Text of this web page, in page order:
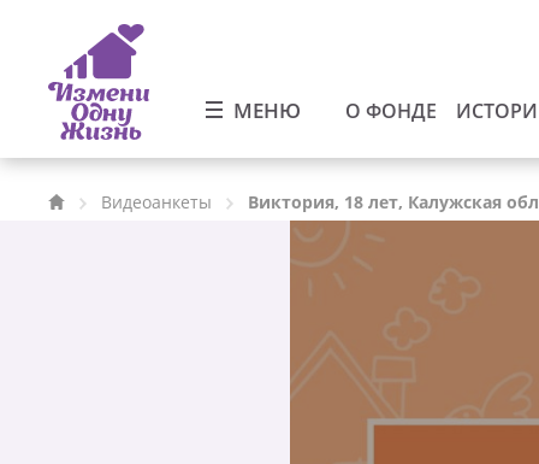
МЕНЮ О ФОНДЕ
Видеоанкеты Виктория, 18 лет, Калужская